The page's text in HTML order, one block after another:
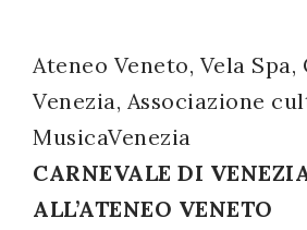
Ateneo Veneto, Vela Spa,
Venezia, Associazione
MusicaVenezia
CARNEVALE DI
ALL’ATENEO VENETO
con il
decreto
legislativo
196/03